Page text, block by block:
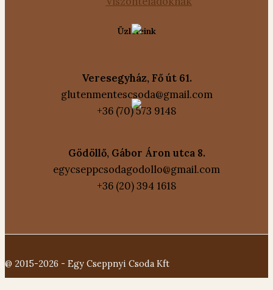
Üzleteink
Veresegyház, Fő út 61.
glutenmentescsoda@gmail.com
+36 (70) 573 9148
Gödöllő, Gábor Áron utca 8.
egycseppcsodagodollo@gmail.com
+36 (20) 394 1618
@ 2015-2026 - Egy Cseppnyi Csoda Kft